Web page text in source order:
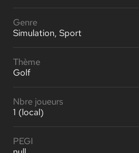
Genre
Simulation, Sport
Thème
Golf
Nbre joueurs
1 (local)
PEGI